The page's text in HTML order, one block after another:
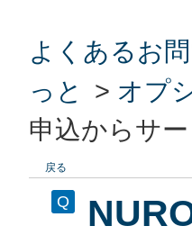
よくあるお
っと
> オプ
申込からサ
戻る